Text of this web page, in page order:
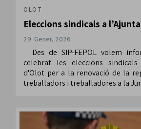
OLOT
Eleccions sindicals a
29 Gener, 2026
Des de SIP-FEPOL volem
celebrat les eleccions sindicals
d'Olot per a la renovació de la
treballadors i treballadores a la